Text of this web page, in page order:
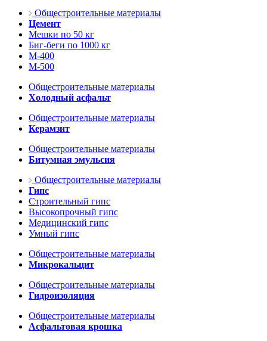
Общестроительные материалы
Цемент
Мешки по 50 кг
Биг-беги по 1000 кг
М-400
М-500
Общестроительные материалы
Холодный асфальт
Общестроительные материалы
Керамзит
Общестроительные материалы
Битумная эмульсия
Общестроительные материалы
Гипс
Строительный гипс
Высокопрочный гипс
Медицинский гипс
Умный гипс
Общестроительные материалы
Микрокальцит
Общестроительные материалы
Гидроизоляция
Общестроительные материалы
Асфальтовая крошка